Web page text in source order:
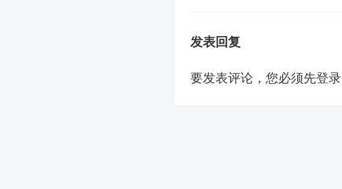
发表回复
要发表评论，您必须先登录